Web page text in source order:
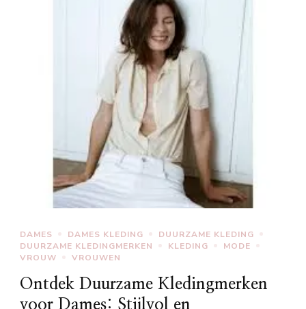
DAMES DAMES KLEDING
DUURZAME KLEDING
DUURZAME KLEDINGMERKEN
KLEDING
MODE
VROUW
VROUWEN
Ontdek Duurzame Kledingmerken
voor Dames: Stijlvol en